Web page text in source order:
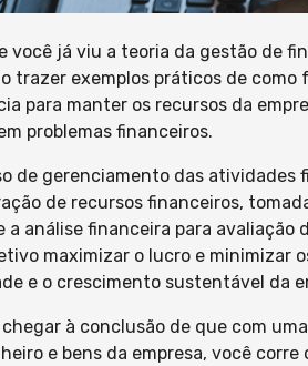
você já viu a teoria da gestão de
trazer exemplos práticos de
para manter os recursos da
problemas financeiros.
de gerenciamento das
de recursos financeiros,
a análise financeira para
maximizar o lucro e minimizar
e o crescimento sustentável da
chegar à conclusão de que com
e bens da empresa, você